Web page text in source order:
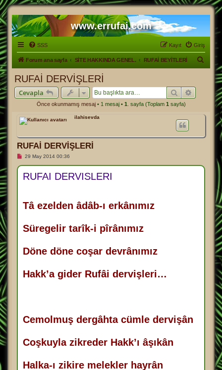
www.errufai.com
SSS Giriş
Kayıt
Forum ana sayfa SİTE HAKKINDA GENEL. RUFAİ BEYİTLERİ
RUFAİ DERVİŞLERİ
Cevapla Ara
Önce okunmamış mesaj• 1 mesaj • 1 . sayfa (Toplam 1 sayfa)
ilahisevda
RUFAİ DERVİŞLERİ
O
u
n
m
ş
m
a
j
29 May 2014 00:36
RUFAI DERVISLERI
Tâ ezelden âdâb-ı erkânımız
Süregelir tarîk-i pîrânımız
Döne döne coşar devrânımız
Hakk’a gider Rufâi dervişleri…
Cemolmuş dergâhta cümle dervişân
Coşkuyla zikreder Hakk’ı âşıkân
Halka-ı zikire melekler hayrân